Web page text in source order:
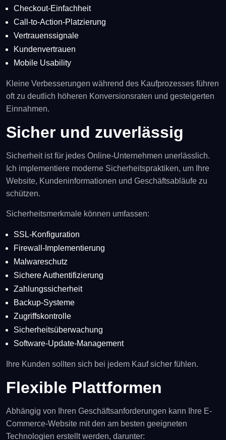
Checkout-Einfachheit
Call-to-Action-Platzierung
Vertrauenssignale
Kundenvertrauen
Mobile Usability
Kleine Verbesserungen während des Kaufprozesses führen
oft zu deutlich höheren Konversionsraten und gesteigerten
Einnahmen.
Sicher und zuverlässig
Sicherheit ist für jedes Online-Unternehmen unerlässlich.
Ich implementiere moderne Sicherheitspraktiken, um Ihre
Website, Kundeninformationen und Geschäftsabläufe zu
schützen.
Sicherheitsmerkmale können umfassen:
SSL-Konfiguration
Firewall-Implementierung
Malwareschutz
Sichere Authentifizierung
Zahlungssicherheit
Backup-Systeme
Zugriffskontrolle
Sicherheitsüberwachung
Software-Update-Management
Ihre Kunden sollten sich bei jedem Kauf sicher fühlen.
Flexible Plattformen
Abhängig von Ihren Geschäftsanforderungen kann Ihre E-
Commerce-Website mit den am besten geeigneten
Technologien erstellt werden, darunter: